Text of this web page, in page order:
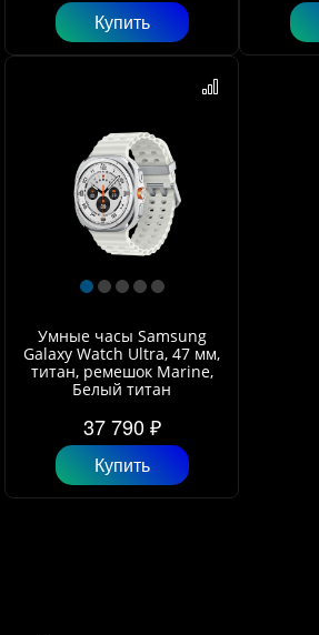
Купить
Умные часы Samsung
Galaxy Watch Ultra, 47 мм,
титан, ремешок Marine,
Белый титан
37 790 ₽
Купить